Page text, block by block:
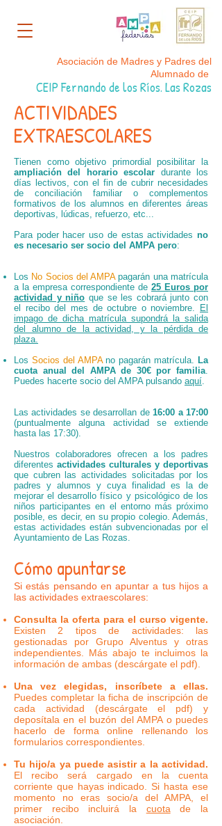
Asociación de Madres y Padres del
Alumnado de
CEIP Fernando de los Ríos. Las Rozas
ACTIVIDADES
EXTRAESCOLARES
Tienen como objetivo primordial posibilitar la
ampliación del horario escolar durante los
días lectivos, con el fin de cubrir necesidades
de conciliación familiar o complementos
formativos de los alumnos en diferentes áreas
deportivas, lúdicas, refuerzo, etc...
Para poder hacer uso de estas actividades no
es necesario ser socio del AMPA pero:
Los No Socios del AMPApagarán una matrícula
a la empresa correspondiente de 25 Euros por
actividad y niño que se les cobrará junto con
el recibo del mes de octubre o noviembre.
El
impago de dicha matrícula supondrá la salida
del alumno de la actividad, y la pérdida de
plaza.
Los Socios del AMPAno pagarán matrícula. La
cuota anual del AMPA de 30€ por familia.
Puedes hacerte socio del AMPA pulsando aquí.
Las actividades se desarrollan de16:00 a 17:00
(puntualmente alguna actividad se extiende
hasta las 17:30).
Nuestros colaboradores ofrecen a los padres
diferentes actividades culturales y deportivas
que cubren las actividades solicitadas por los
padres y alumnos y cuya finalidad es la de
mejorar el desarrollo físico y psicológico de los
niños participantes en el entorno más próximo
posible, es decir, en su propio colegio. Además,
estas actividades están subvencionadas por el
Ayuntamiento de Las Rozas.
Cómo apuntarse
Si estás pensando en apuntar a tus hijos a
las actividades extraescolares:
Consulta la oferta para el curso vigente.
Existen 2 tipos de actividades: las
gestionadas por Grupo Alventus y otras
independientes. Más abajo te incluimos la
información de ambas (descárgate el pdf).
Una vez elegidas, inscríbete a ellas.
Puedes completar la ficha de inscripción de
cada actividad (descárgate el pdf) y
deposítala en el buzón del AMPA o puedes
hacerlo de forma online rellenando los
formularios correspondientes.
Tu hijo/a ya puede asistir a la actividad.
El recibo será cargado en la cuenta
corriente que hayas indicado. Si hasta ese
momento no eras socio/a del AMPA, el
primer recibo incluirá la cuota de la
asociación.